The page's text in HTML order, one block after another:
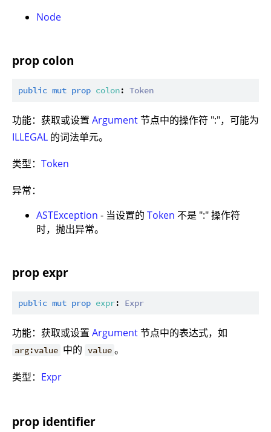
Node
prop colon
public mut prop colon: Token
功能：获取或设置 Argument节点中的操作符 ":"，可能为
ILLEGAL 的词法单元。
类型： Token
异常：
ASTException - 当设置的 Token 不是 ":" 操作符
时，抛出异常。
prop expr
public mut prop expr: Expr
功能：获取或设置 Argument节点中的表达式，如
arg:value 中的 value 。
类型： Expr
prop identifier